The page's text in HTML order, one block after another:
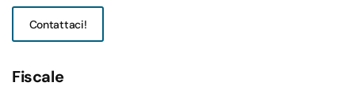
Contattaci!
Fiscale